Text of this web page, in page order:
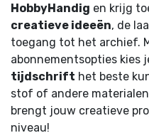
HobbyHandig en krijg
creatieve ideeën, de
toegang tot het archief.
abonnementsopties kies
tijdschrift het beste
stof of andere
brengt jouw creatieve
niveau!